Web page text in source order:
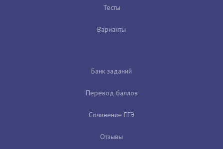
Тесты
Варианты
Банк заданий
Перевод баллов
Сочинение ЕГЭ
Отзывы